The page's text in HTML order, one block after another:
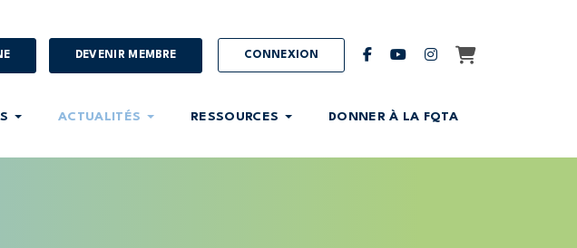
DEVENIR MEMBRE CONNEXION facebookyoutubeinstagram
Panier
ACTUALITÉS RESSOURCES DONNER À LA FQTA